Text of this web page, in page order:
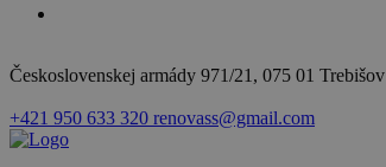
Československej armády 971/21, 075 01 Trebišov
+421 950 633 320 renovass@gmail.com